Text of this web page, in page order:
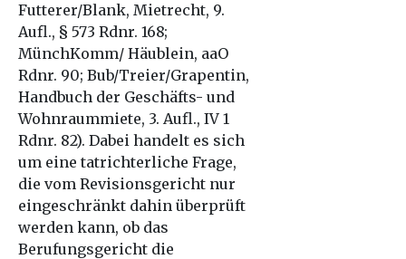
Futterer/Blank, Mietrecht, 9.
Aufl., § 573 Rdnr. 168;
MünchKomm/ Häublein, aaO
Rdnr. 90; Bub/Treier/Grapentin,
Handbuch der Geschäfts- und
Wohnraummiete, 3. Aufl., IV 1
Rdnr. 82). Dabei handelt es sich
um eine tatrichterliche Frage,
die vom Revisionsgericht nur
eingeschränkt dahin überprüft
werden kann, ob das
Berufungsgericht die